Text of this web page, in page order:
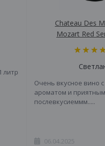
литр
Chateau Des
Mozart Red
Очень вкусное вино
ароматом и
послевкусиеммм.....
06.04.2025